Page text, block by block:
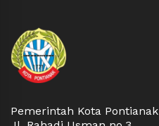
Pemerintah Kota Pontianak